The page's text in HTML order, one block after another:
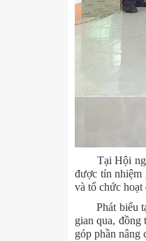
Tại Hội
được tín nhiệm
và tổ chức hoạt
Phát biểu tại
gian qua, đồng
góp phần nâng